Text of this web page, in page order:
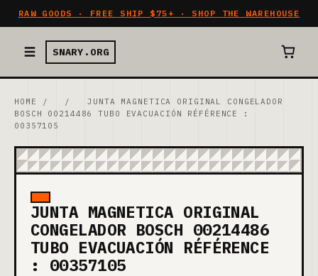
RAW GOODS · FREE SHIP $75+ · SHOP THE WAREHOUSE
SNARY.ORG
HOME / /
JUNTA MAGNETICA ORIGINAL CONGELADOR
BOSCH 00214486 TUBO EVACUACIÓN RÉFÉRENCE :
00357105
JUNTA MAGNETICA ORIGINAL
CONGELADOR BOSCH 00214486
TUBO EVACUACIÓN RÉFÉRENCE
: 00357105